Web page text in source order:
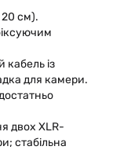
см).
із
для камери.
двох XLR-
стабільна